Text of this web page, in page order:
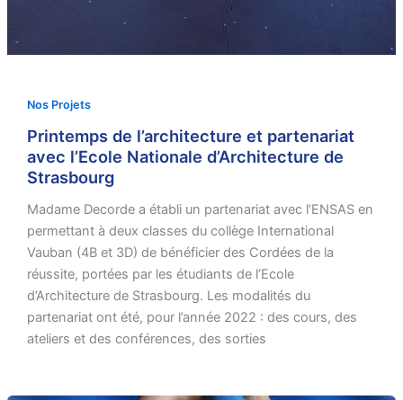
Nos Projets
Printemps de l’architecture et partenariat
avec l’Ecole Nationale d’Architecture de
Strasbourg
Madame Decorde a établi un partenariat avec l’ENSAS en
permettant à deux classes du collège International
Vauban (4B et 3D) de bénéficier des Cordées de la
réussite, portées par les étudiants de l’Ecole
d’Architecture de Strasbourg. Les modalités du
partenariat ont été, pour l’année 2022 : des cours, des
ateliers et des conférences, des sorties